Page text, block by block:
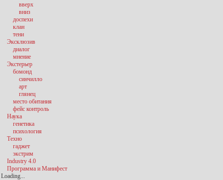
вверх
вниз
доспехи
клан
тени
Эксклюзив
диалог
мнение
Экстерьер
бомонд
синчилло
арт
глянец
место обитания
фейс контроль
Наука
генетика
психология
Техно
гаджет
экстрим
Industry 4.0
Программа и Манифест
Loading...